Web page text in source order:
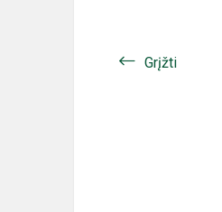
Grįžti